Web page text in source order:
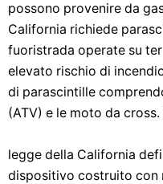
possono provenire da
California richiede
fuoristrada operate su
elevato rischio di
di parascintille
(ATV) e le moto da
legge della California
dispositivo costruito con